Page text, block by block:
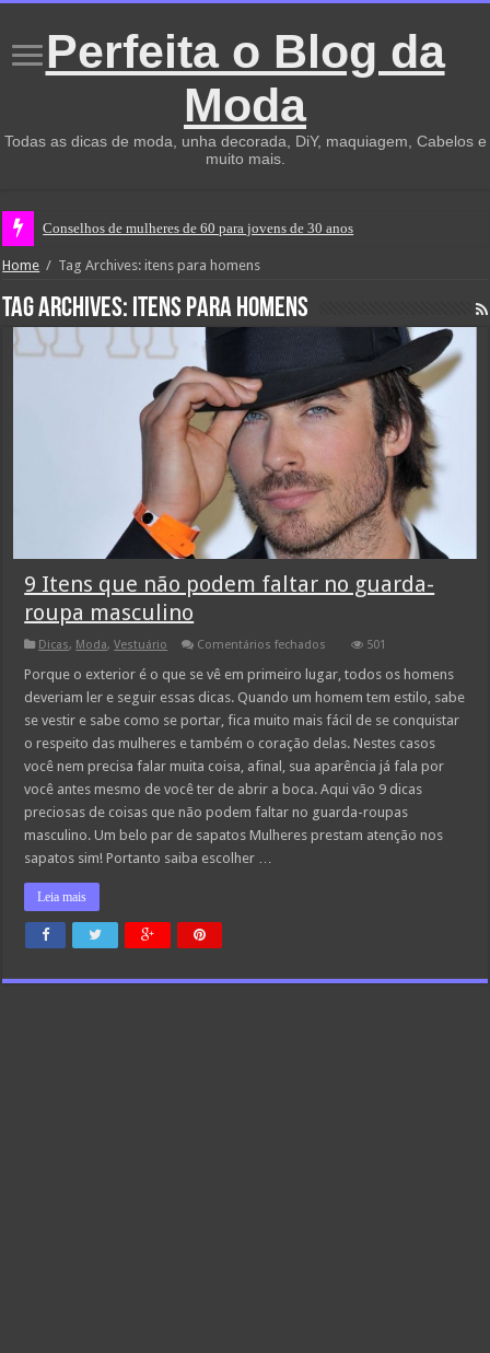
Perfeita o Blog da
Moda
Todas as dicas de moda, unha decorada, DiY, maquiagem, Cabelos e
muito mais.
Conselhos de mulheres de 60 para jovens de 30 anos
Home / Tag Archives: itens para homens
Tag Archives: itens para homens
9 Itens que não podem faltar no guarda-
roupa masculino
Dicas, Moda,Vestuário Comentários fechados
Itens
que
não
podem
faltar
no
guarda-
roupa
masculino
501
Porque o exterior é o que se vê em primeiro lugar, todos os homens
deveriam ler e seguir essas dicas. Quando um homem tem estilo, sabe
se vestir e sabe como se portar, fica muito mais fácil de se conquistar
o respeito das mulheres e também o coração delas. Nestes casos
você nem precisa falar muita coisa, afinal, sua aparência já fala por
você antes mesmo de você ter de abrir a boca. Aqui vão 9 dicas
preciosas de coisas que não podem faltar no guarda-roupas
masculino. Um belo par de sapatos Mulheres prestam atenção nos
sapatos sim! Portanto saiba escolher …
Leia mais